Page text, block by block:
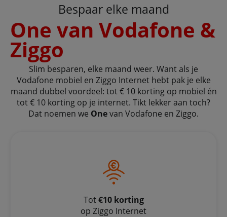
Bespaar elke maand
One van Vodafone &
Ziggo
Slim besparen, elke maand weer. Want als je
Vodafone mobiel en Ziggo Internet hebt pak je elke
maand dubbel voordeel: tot € 10 korting op mobiel én
tot € 10 korting op je internet. Tikt lekker aan toch?
Dat noemen we Onevan Vodafone en Ziggo.
Tot€10 korting
op Ziggo Internet